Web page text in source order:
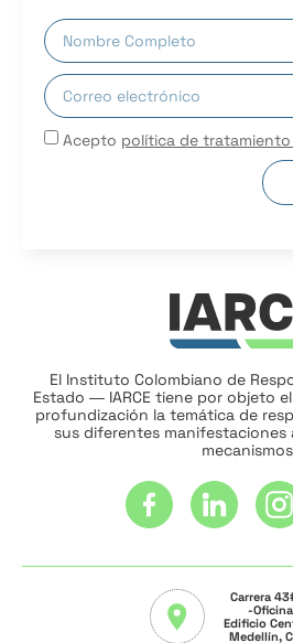
Acepto política de
El Instituto Colombiano de
Estado ― IARCE tiene por objeto
profundización la temática de
sus diferentes manifestaciones
mecanismos
Carrera
-
Edificio
Medellín,